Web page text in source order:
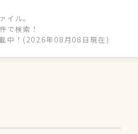
イル。
で検索！
中！(2026年08月08日現在)